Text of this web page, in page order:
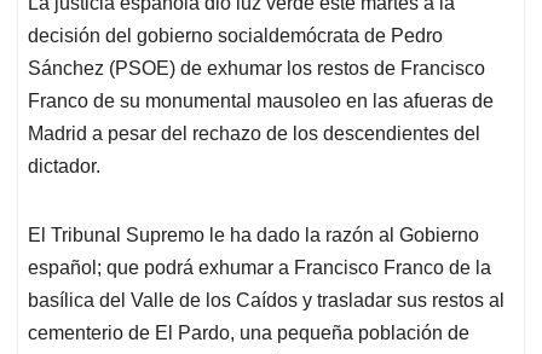
s
A
p
p
b
o
o
k
e
d
I
n
l
a
d
s
decisión del gobierno socialdemócrata de Pedro
Sánchez (PSOE) de exhumar los restos de Francisco
Franco de su monumental mausoleo en las afueras de
Madrid a pesar del rechazo de los descendientes del
dictador.
El Tribunal Supremo le ha dado la razón al Gobierno
español; que podrá exhumar a Francisco Franco de la
basílica del Valle de los Caídos y trasladar sus restos al
cementerio de El Pardo, una pequeña población de